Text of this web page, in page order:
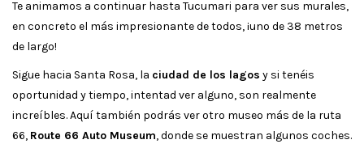
Te animamos a continuar hasta Tucumari para ver sus murales,
en concreto el más impresionante de todos, ¡uno de 38 metros
de largo!
Sigue hacia Santa Rosa, la ciudad de los lagos y si tenéis
oportunidad y tiempo, intentad ver alguno, son realmente
increíbles. Aquí también podrás ver otro museo más de la ruta
66, Route 66 Auto Museum, donde se muestran algunos coches.